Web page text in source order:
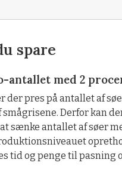
spare
antallet med 2
der pres på antallet af
smågrisene. Derfor kan
sænke antallet af søer
tid og penge til pasning